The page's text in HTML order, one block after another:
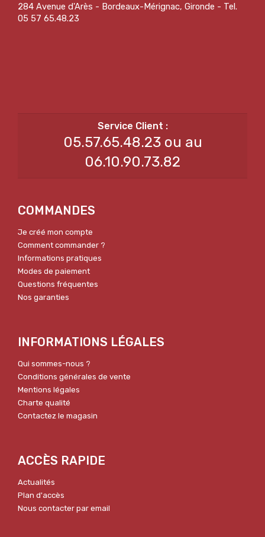
284 Avenue d'Arès - Bordeaux-Mérignac, Gironde - Tel.
05 57 65.48.23
05.57.65.48.23 ou au
06.10.90.73.82
COMMANDES
Je créé mon compte
Comment commander ?
Informations pratiques
Modes de paiement
Questions fréquentes
Nos garanties
INFORMATIONS LÉGALES
Qui sommes-nous ?
Conditions générales de vente
Mentions légales
Charte qualité
Contactez le magasin
ACCÈS RAPIDE
Actualités
Plan d'accès
Nous contacter par email